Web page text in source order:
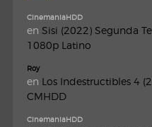
CinemaniaHDD
en Sisi (2022) Segunda
1080p Latino
Roy
en Los Indestructibles 4
CMHDD
CinemaniaHDD